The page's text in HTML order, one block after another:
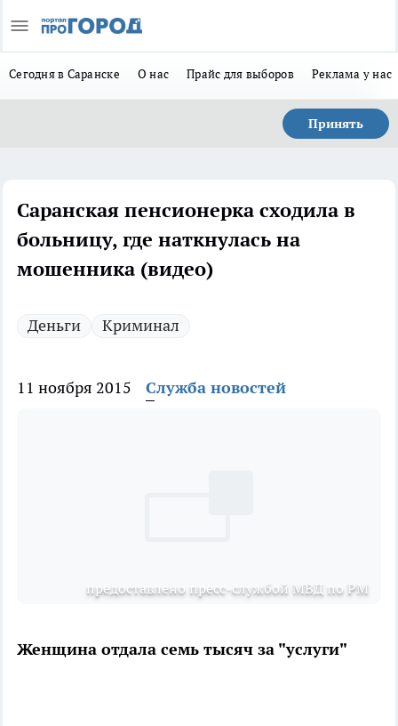
Сегодня в Саранске О нас Прайс для выборов Реклама у нас
Принять
Саранская пенсионерка сходила в
больницу, где наткнулась на
мошенника (видео)
Деньги Криминал
11 ноября 2015 Служба новостей
предоставлено пресс-службой МВД по РМ
Женщина отдала семь тысяч за "услуги"